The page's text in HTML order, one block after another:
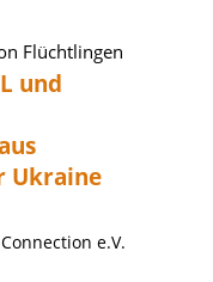
Flüchtlingen
und
Ukraine
e.V.